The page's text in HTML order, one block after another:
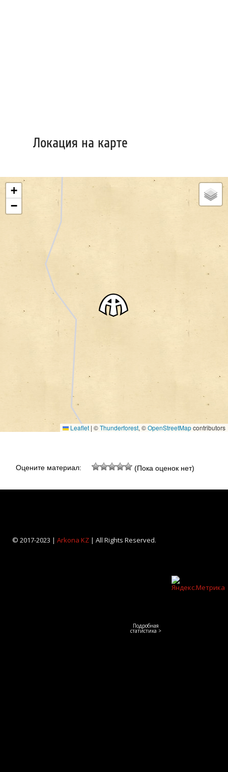
Локация на карте
+
−
Leaflet | ©Thunderforest, ©OpenStreetMapcontributors
Оцените материал: (Пока оценок нет)
© 2017-2023 | Arkona KZ| All Rights Reserved.
Подробная
статистика >